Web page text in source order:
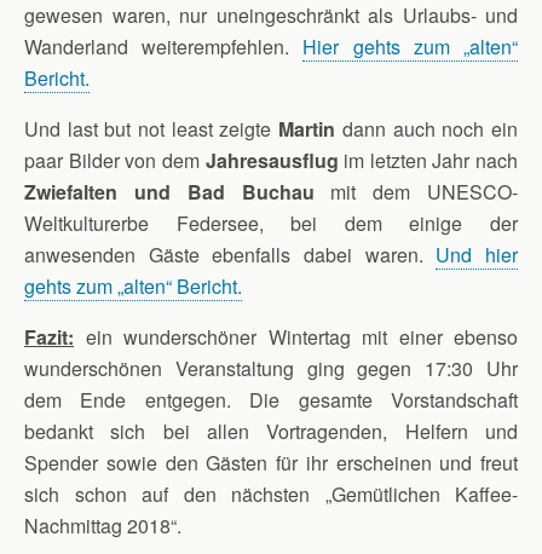
gewesen waren, nur uneingeschränkt als Urlaubs- und
Wanderland weiterempfehlen. Hier gehts zum „alten“
Bericht.
Und last but not least zeigte Martin dann auch noch ein
paar Bilder von dem Jahresausflug im letzten Jahr nach
Zwiefalten und Bad Buchau mit dem UNESCO-
Weltkulturerbe Federsee, bei dem einige der
anwesenden Gäste ebenfalls dabei waren. Und hier
gehts zum „alten“ Bericht.
Fazit: ein wunderschöner Wintertag mit einer ebenso
wunderschönen Veranstaltung ging gegen 17:30 Uhr
dem Ende entgegen. Die gesamte Vorstandschaft
bedankt sich bei allen Vortragenden, Helfern und
Spender sowie den Gästen für ihr erscheinen und freut
sich schon auf den nächsten „Gemütlichen Kaffee-
Nachmittag 2018“.